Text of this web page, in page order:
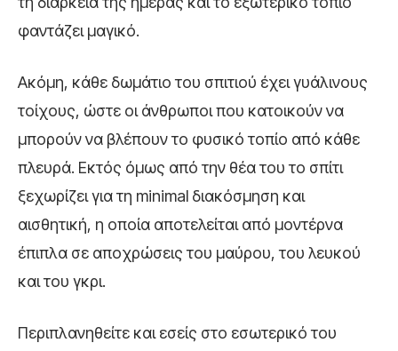
φαντάζει μαγικό.
Ακόμη, κάθε δωμάτιο του σπιτιού έχει γυάλινους
τοίχους, ώστε οι άνθρωποι που κατοικούν να
μπορούν να βλέπουν το φυσικό τοπίο από κάθε
πλευρά. Εκτός όμως από την θέα του το σπίτι
ξεχωρίζει για τη minimal διακόσμηση και
αισθητική, η οποία αποτελείται από μοντέρνα
έπιπλα σε αποχρώσεις του μαύρου, του λευκού
και του γκρι.
Περιπλανηθείτε και εσείς στο εσωτερικό του